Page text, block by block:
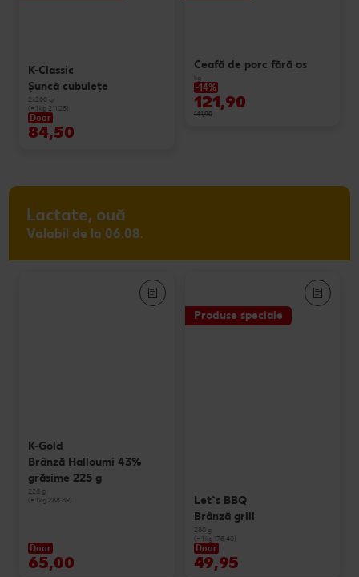
K-Classic
Șuncă cubulețe
2x200 gr
(=1 kg 211.25)
Doar
84,50
Ceafă de porc fără os
kg
-14%
121,90
141,90
Lactate, ouă
Valabil de la 06.08.
K-Gold
Brânză Halloumi 43%
grăsime 225 g
225 g
(=1 kg 288.89)
Doar
65,00
Produse speciale
Let`s BBQ
Brânză grill
280 g
(=1 kg 178.40)
Doar
49,95